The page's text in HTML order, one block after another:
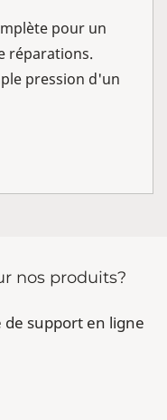
pour un
réparations.
pression d'un
nos produits?
de support en ligne